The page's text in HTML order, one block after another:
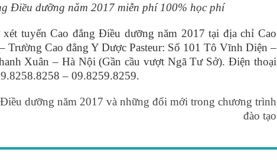
Điều dưỡng năm 2017 miễn phí 100% học phí
tuyển Cao đẳng Điều dưỡng năm 2017 tại địa chỉ Cao
Trường Cao đẳng Y Dược Pasteur: Số 101 Tô Vĩnh Diện –
Xuân – Hà Nội (Gần cầu vượt Ngã Tư Sở). Điện thoại
– 09.8259.8259.
dưỡng năm 2017 và những đổi mới trong chương trình
đào tạo